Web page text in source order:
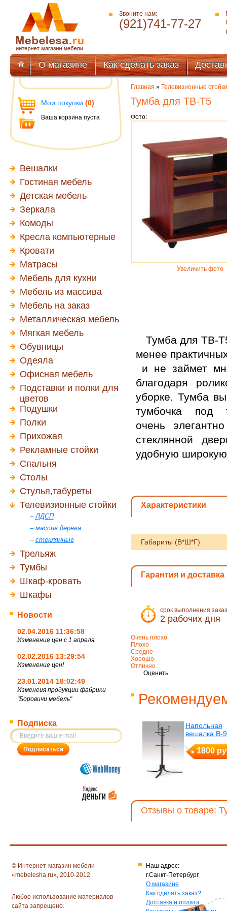
Звоните нам:
(921)741-77-27
О магазине Как сделать заказ
Мои покупки (0)
Ваша корзина пуста
Вешалки
Гостиная мебель
Детская мебель
Зеркала
Комоды
Кресла компьютерные
Кровати
Матрасы
Мебель для кухни
Мебель из массива
Мебель на заказ
Металлическая мебель
Мягкая мебель
Обувницы
Одеяла
Офисная мебель
Подставки и полки для
цветов
Подушки
Полки
Прихожая
Рекламные стойки
Спальня
Столы
Стулья,табуреты
Телевизионные стойки
–ЛДСП
– массив дерева
– стеклянные
Трельяж
Тумбы
Шкаф-кровать
Шкафы
Новости
02.04.2016 11:36:58
Изменение цен с 1 апреля.
02.02.2016 13:29:54
Изменение цен!
23.01.2014 18:02:49
Изменеия продукции фабрики
"Боровичи мебель"
Подписка
Главная » Телевизионные стойки
Тумба для ТВ-Т5
Фото:
Увеличить фото
Тумба для ТВ-
менее
и не займет
благодаря
уборке. Тумба
тумбочка под
очень
стеклянной
удобную широкую
Характеристики
Габариты (В*Ш*Г)
Гарантия и доставка
срок выполнения
2 рабочих дня
Очень плохо
Плохо
Средне
Хорошо
Отлично
Оценить
Напольная
вешалка В-9
1800
Отзывы о товаре:
© Интернет-магазин мебели
«mebelesha.ru», 2010-2012
Любое использование материалов
сайта запрещено.
Наш адрес:
г.Санкт-Петербург
О магазине
Как сделать заказ?
Доставка и оплата